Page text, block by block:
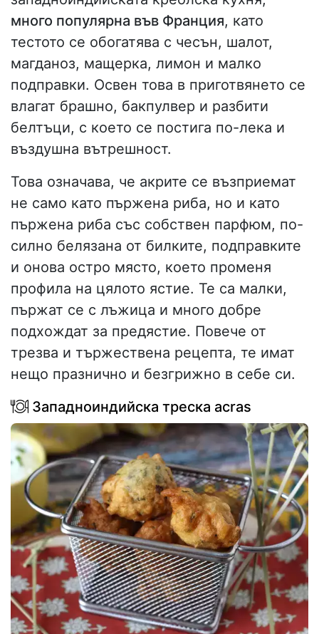
много популярна във Франция, като
тестото се обогатява с чесън, шалот,
магданоз, мащерка, лимон и малко
подправки. Освен това в приготвянето се
влагат брашно, бакпулвер и разбити
белтъци, с което се постига по-лека и
въздушна вътрешност.
Това означава, че акрите се възприемат
не само като пържена риба, но и като
пържена риба със собствен парфюм, по-
силно белязана от билките, подправките
и онова остро място, което променя
профила на цялото ястие. Те са малки,
пържат се с лъжица и много добре
подхождат за предястие. Повече от
трезва и тържествена рецепта, те имат
нещо празнично и безгрижно в себе си.
Западноиндийска треска acras